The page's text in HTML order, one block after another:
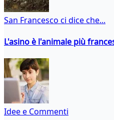
San Francesco ci dice che...
L'asino è l'animale più
Idee e Commenti